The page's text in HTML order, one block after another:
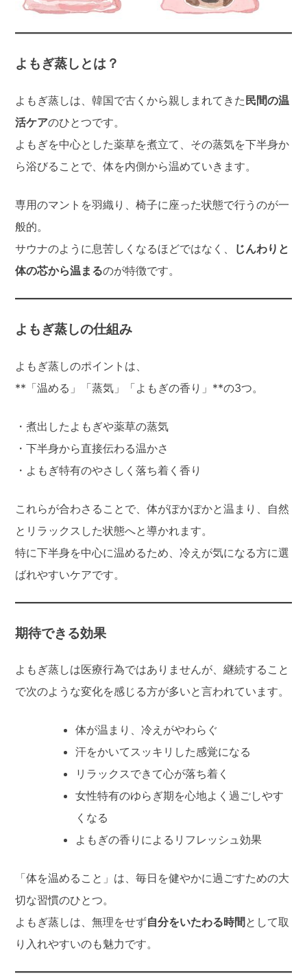
よもぎ蒸しとは？
よもぎ蒸しは、韓国で古くから親しまれてきた 民間の温
活ケアのひとつです。
よもぎを中心とした薬草を煮立て、その蒸気を下半身か
ら浴びることで、体を内側から温めていきます。
専用のマントを羽織り、椅子に座った状態で行うのが一
般的。
サウナのように息苦しくなるほどではなく、
じんわりと
体の芯から温まるのが特徴です。
よもぎ蒸しの仕組み
よもぎ蒸しのポイントは、
**「温める」「蒸気」「よもぎの香り」**の3つ。
・煮出したよもぎや薬草の蒸気
・下半身から直接伝わる温かさ
・よもぎ特有のやさしく落ち着く香り
これらが合わさることで、体がぽかぽかと温まり、自然
とリラックスした状態へと導かれます。
特に下半身を中心に温めるため、冷えが気になる方に選
ばれやすいケアです。
期待できる効果
よもぎ蒸しは医療行為ではありませんが、継続すること
で次のような変化を感じる方が多いと言われています。
体が温まり、冷えがやわらぐ
汗をかいてスッキリした感覚になる
リラックスできて心が落ち着く
女性特有のゆらぎ期を心地よく過ごしやす
くなる
よもぎの香りによるリフレッシュ効果
「体を温めること」は、毎日を健やかに過ごすための大
切な習慣のひとつ。
よもぎ蒸しは、無理をせず自分をいたわる時間 として取
り入れやすいのも魅力です。